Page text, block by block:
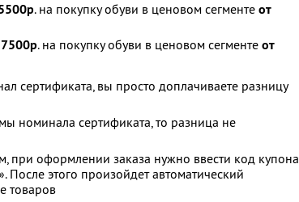
. на покупку обуви в ценовом сегменте от
7500р. на покупку обуви в ценовом сегменте от
сертификата, вы просто доплачиваете разницу
номинала сертификата, то разница не
при оформлении заказа нужно ввести код купона
После этого произойдет автоматический
товаров